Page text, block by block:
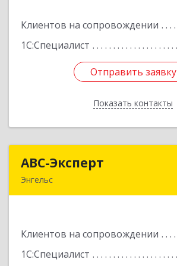
Клиентов на сопровождении
1С:Специалист
Отправить заявку
Показать контакты
Отправить заявку
Назад
АВС-Эксперт
Энгельс
Клиентов на сопровождении
1С:Специалист